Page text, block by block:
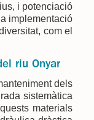
i potenciació
implementació
com el
riu Onyar
dels
sistemàtica
materials